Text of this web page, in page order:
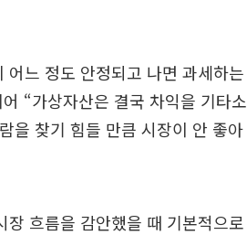
느 정도 안정되고 나면 과세하는
“가상자산은 결국 차익을 기타소
을 찾기 힘들 만큼 시장이 안 좋아
흐름을 감안했을 때 기본적으로